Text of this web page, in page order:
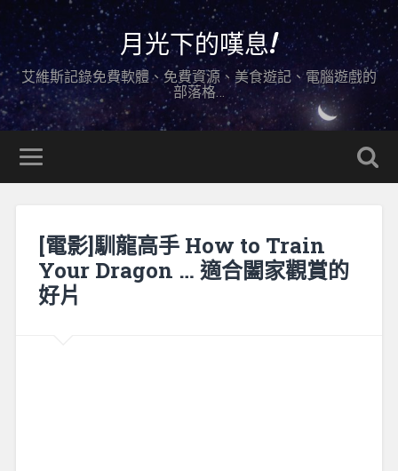
月光下的嘆息!
艾維斯記錄免費軟體、免費資源、美食遊記、電腦遊戲的
部落格…
[電影]馴龍高手 How to Train
Your Dragon … 適合闔家觀賞的
好片